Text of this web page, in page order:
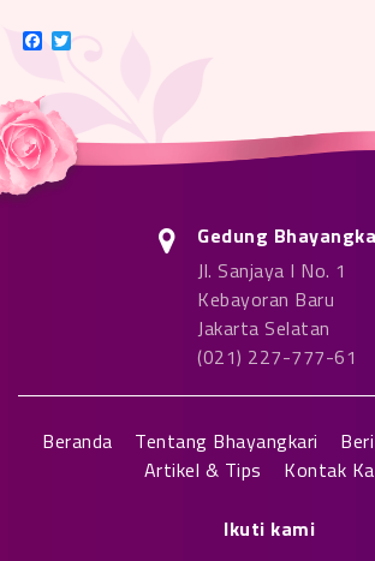
Facebook
Gedung
Jl. Sanjaya I No. 1
Kebayoran Baru
Jakarta Selatan
(021) 227-777-61
Beranda Tentang Bhayangkari
Artikel & Tips
Kontak
Ikuti kami